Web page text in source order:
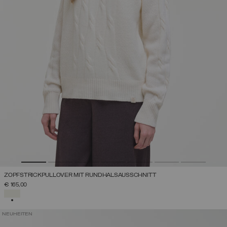
ZOPFSTRICKPULLOVER MIT RUNDHALSAUSSCHNITT
€ 165,00
NEUHEITEN